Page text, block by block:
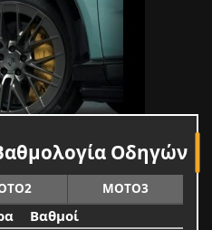
Οδηγών
MOTO3
Βαθμοί